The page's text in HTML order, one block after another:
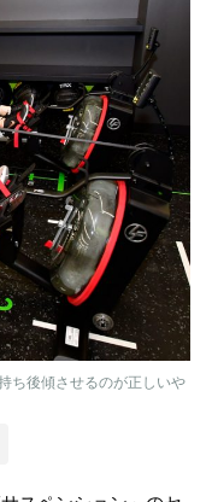
ち後傾させるのが正しいや